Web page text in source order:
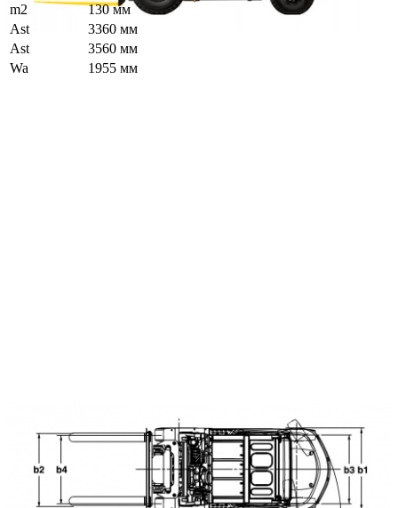
m2
130 мм
Ast
3360 мм
Ast
3560 мм
Wa
1955 мм
расходы, беспрецедентный уровень безопасности,
производительности и комфорта.Komatsu FD15T-21 относится
к погрузчикам серии AX/BX.
Отличительные особенности: